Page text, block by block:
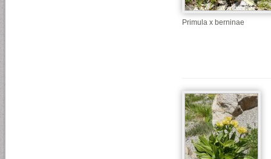
Primula x berninae